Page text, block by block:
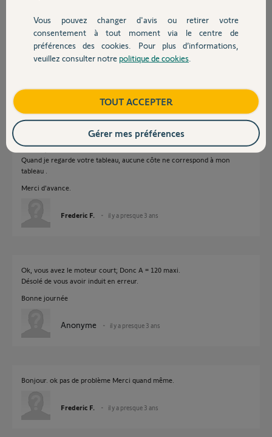
Devis avec un pro
Contact
bonsoir, vous avez bien un SGS201?
Quand je regarde votre tableau, aucune côte ne correspond à mon
tableau .
Merci d'avance.
Frederic F. il y a presque 3 ans
Ok, vous avez le moteur court; Donc A = 120 maxi.
Désolé de vous avoir induit en erreur.
Bonne journée
Anonyme il y a presque 3 ans
Bonjour. ok pas de problème Merci quand même.
Frederic F. il y a presque 3 ans
Vous pouvez changer d'avis ou retirer votre
consentement à tout moment via le centre de
préférences des cookies. Pour plus d’informations,
veuillez consulter notre politique de cookies
TOUT ACCEPTER
Gérer mes préférences